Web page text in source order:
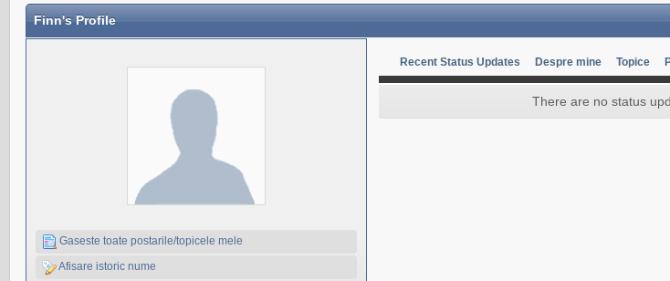
Finn's Profile
Gaseste toate postarile/topicele mele
Afisare istoric nume
Recent Status Updates Despre mine Topice
There are no status